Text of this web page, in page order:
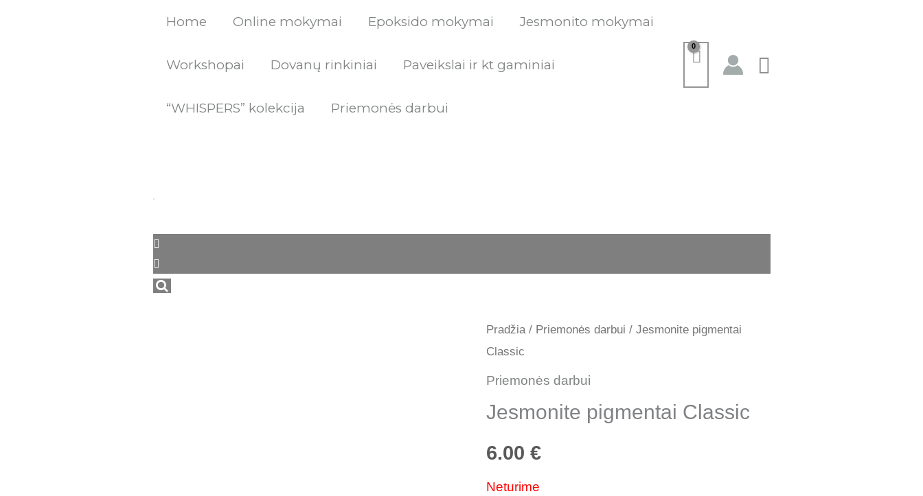
Home Online mokymai Epoksido mokymai Jesmonito mokymai
Workshopai Dovanų rinkiniai Paveikslai ir kt gaminiai
“WHISPERS” kolekcija Priemonės darbui
Paieška
Pradžia/ Priemonės darbui / Jesmonite pigmentai
Classic
Priemonės darbui
Jesmonite pigmentai Classic
6.00 €
Neturime